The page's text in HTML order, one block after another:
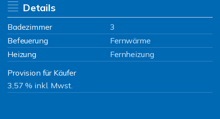
Details
Badezimmer
3
Befeuerung
Fernwärme
Heizung
Fernheizung
Provision für Käufer
3,57 % inkl. Mwst.